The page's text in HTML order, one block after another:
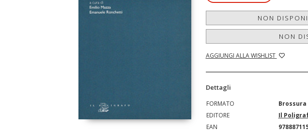
NON
NON
AGGIUNGI ALLA WISHLIST
Dettagli
FORMATO
Brossura
EDITORE
Il
EAN